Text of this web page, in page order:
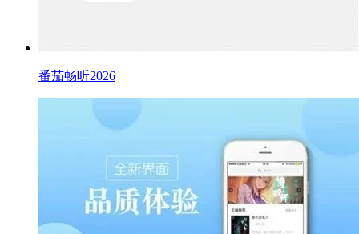
番茄畅听2026